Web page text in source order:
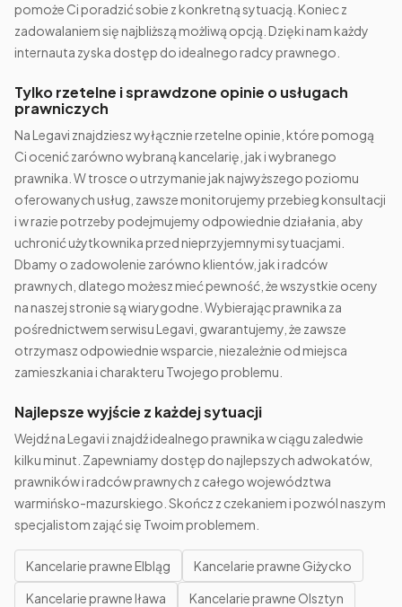
pomoże Ci poradzić sobie z konkretną sytuacją. Koniec z
zadowalaniem się najbliższą możliwą opcją. Dzięki nam każdy
internauta zyska dostęp do idealnego radcy prawnego.
Tylko rzetelne i sprawdzone opinie o usługach
prawniczych
Na Legavi znajdziesz wyłącznie rzetelne opinie, które pomogą
Ci ocenić zarówno wybraną kancelarię, jak i wybranego
prawnika. W trosce o utrzymanie jak najwyższego poziomu
oferowanych usług, zawsze monitorujemy przebieg konsultacji
i w razie potrzeby podejmujemy odpowiednie działania, aby
uchronić użytkownika przed nieprzyjemnymi sytuacjami.
Dbamy o zadowolenie zarówno klientów, jak i radców
prawnych, dlatego możesz mieć pewność, że wszystkie oceny
na naszej stronie są wiarygodne. Wybierając prawnika za
pośrednictwem serwisu Legavi, gwarantujemy, że zawsze
otrzymasz odpowiednie wsparcie, niezależnie od miejsca
zamieszkania i charakteru Twojego problemu.
Najlepsze wyjście z każdej sytuacji
Wejdź na Legavi i znajdź idealnego prawnika w ciągu zaledwie
kilku minut. Zapewniamy dostęp do najlepszych adwokatów,
prawników i radców prawnych z całego województwa
warmińsko-mazurskiego. Skończ z czekaniem i pozwól naszym
specjalistom zająć się Twoim problemem.
Kancelarie prawne Elbląg
Kancelarie prawne Giżycko
Kancelarie prawne Iława
Kancelarie prawne Olsztyn